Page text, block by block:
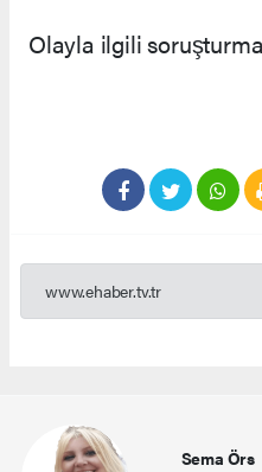
Olayla ilgili
www.ehaber.tv.tr
Sema Örs